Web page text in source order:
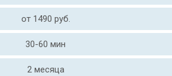
от 1490 руб.
30-60 мин
2 месяца